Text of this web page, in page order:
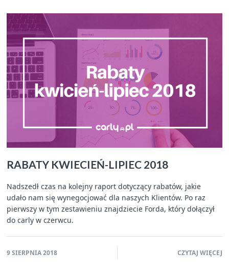
RABATY KWIECIEŃ-LIPIEC 2018
Nadszedł czas na kolejny raport dotyczący rabatów, jakie
udało nam się wynegocjować dla naszych Klientów. Po raz
pierwszy w tym zestawieniu znajdziecie Forda, który dołączył
do carly w czerwcu.
9 SIERPNIA 2018 CZYTAJ WIĘCEJ